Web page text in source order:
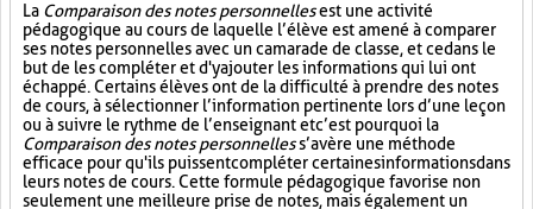
La Comparaison des notes personnellesest une activité
pédagogique au cours de laquelle l’élève est amené à comparer
ses notes personnelles avec un camarade de classe, et ce dans le
but de les compléter et d'y ajouter les informations qui lui ont
échappé. Certains élèves ont de la difficulté à prendre des notes
de cours, à sélectionner l’information pertinente lors d’une leçon
ou à suivre le rythme de l’enseignant et c’est pourquoi la
Comparaison des notes personnelless’avère une méthode
efficace pour qu'ils puissent compléter certaines informations dans
leurs notes de cours. Cette formule pédagogique favorise non
seulement une meilleure prise de notes, mais également un